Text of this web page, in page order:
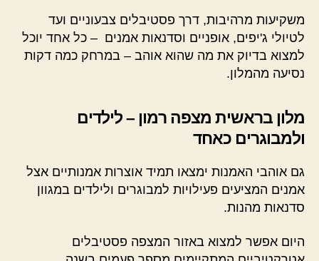
משקיעות מרהיבות, דרך פסטיבלים צבעוניים ועד
לטיולי ג'יפים, אופניים וסדנאות אמנים – כל אחד יוכל
למצוא בדיוק את מה שהוא אוהב – במרחק כמה דקות
נסיעה מהמלון.
מלון בראשית מצפה רמון – לילדים
ולמבוגרים כאחד
גם אוהבי האמנות ימצאו תמיד אוצרות אמנותיים אצל
אמנים המציעים פעילויות למבוגרים ולילדים במגוון
סדנאות מהנות.
היום אפשר למצוא באזור המצפה פסטיבלים